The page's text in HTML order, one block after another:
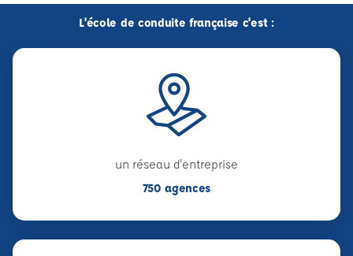
L'école de conduite française c'est :
un réseau d'entreprise
750 agences